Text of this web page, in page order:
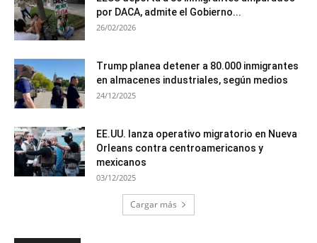
por DACA, admite el Gobierno...
26/02/2026
Trump planea detener a 80.000 inmigrantes
en almacenes industriales, según medios
24/12/2025
EE.UU. lanza operativo migratorio en Nueva
Orleans contra centroamericanos y
mexicanos
03/12/2025
Cargar más